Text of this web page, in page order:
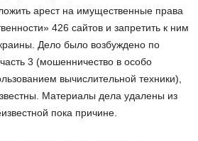
арест на имущественные права
426 сайтов и запретить к ним
Дело было возбуждено по
3 (мошенничество в особо
вычислительной техники),
Материалы дела удалены из
пока причине.